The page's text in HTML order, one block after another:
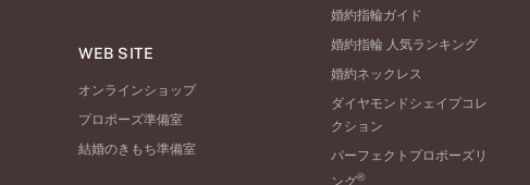
WEB SITE
オンラインショップ
プロポーズ準備室
結婚のきもち準備室
ラインメレ
モード
エレガント
ゴージャス
50万円台～
20万円台～
10万円台～
婚約指輪ガイド
婚約指輪 人気ランキング
婚約ネックレス
ダイヤモンドシェイプコレ
クション
パーフェクトプロポーズリ
®